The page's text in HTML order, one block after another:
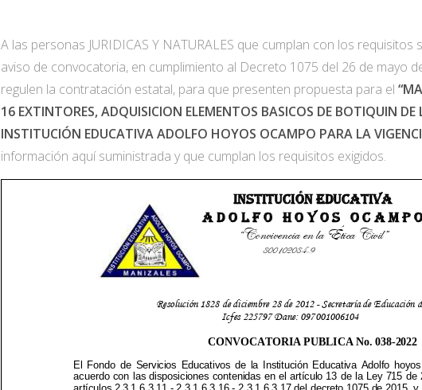
A las personas JURIDICAS Y NATURALES que cumplan con los
aviso de convocatoria, en cumplimiento al Decreto 1075 del 26 de mayo
regulen la contratación estatal, para que presenten propuesta para el
16 EXTINTORES, ADQUISICION ELEMENTOS BASICOS DE BOTIQUIN DE
INSTITUCIÓN EDUCATIVA ADOLFO HOYOS OCAMPO PARA LA
información aquí suministrada y que cumplan los requisitos exigidos.